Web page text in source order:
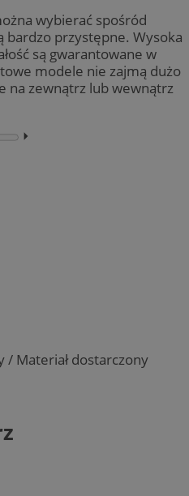
wybierać spośród
bardzo przystępne. Wysoka
są gwarantowane w
modele nie zajmą dużo
na zewnątrz lub wewnątrz
⏵︎
/ Materiał dostarczony